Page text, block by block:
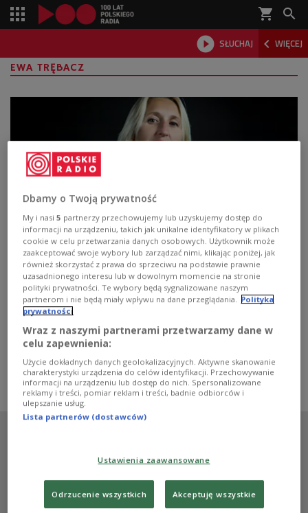
shopping_cart 
 SŁUCHAJ  WIĘCEJ

EWA TRĘBACZ
Archeologia emocji. "Lament dl Ur" Ewy
Trębacz
Lament dl Ur. Asamblaże (z nieistniejącego miasta) -
utwór Ewy Trębacz przeznaczony na żeński głos
improwizujący, zespół wokalny, orkiestrę i multimedia -
był tematem ostatniej w tym roku audycji cyklu "Nowa
Polska".
Zobacz więcej na temat:Ewa Szczecińska Dwójka
muzyka współczesna
Dbamy o Twoją prywatność
My i nasi5 partnerzy przechowujemy lub uzyskujemy dostęp do
informacji na urządzeniu, takich jak unikalne identyfikatory w plikach
cookie w celu przetwarzania danych osobowych. Użytkownik może
zaakceptować swoje wybory lub zarządzać nimi, klikając poniżej, jak
również skorzystać z prawa do sprzeciwu na podstawie prawnie
uzasadnionego interesu lub w dowolnym momencie na stronie
polityki prywatności. Te wybory będą sygnalizowane naszym
partnerom i nie będą miały wpływu na dane przeglądania.
Polityka
prywatności
Wraz z naszymi partnerami przetwarzamy dane w
celu zapewnienia:
Użycie dokładnych danych geolokalizacyjnych. Aktywne skanowanie
charakterystyki urządzenia do celów identyfikacji. Przechowywanie
informacji na urządzeniu lub dostęp do nich. Spersonalizowane
reklamy i treści, pomiar reklam i treści, badnie odbiorców i
ulepszanie usług.
Lista partnerów (dostawców)
Ustawienia zaawansowane
Odrzucenie wszystkich Akceptuję wszystkie